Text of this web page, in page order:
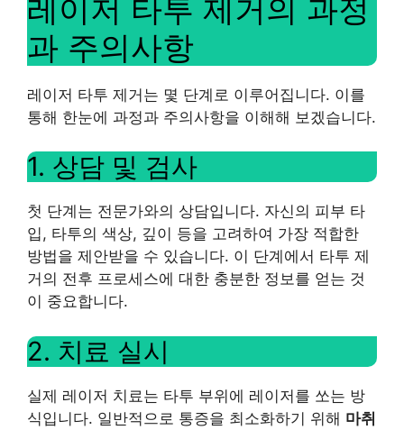
레이저 타투 제거의 과정
과 주의사항
레이저 타투 제거는 몇 단계로 이루어집니다. 이를
통해 한눈에 과정과 주의사항을 이해해 보겠습니다.
1. 상담 및 검사
첫 단계는 전문가와의 상담입니다. 자신의 피부 타
입, 타투의 색상, 깊이 등을 고려하여 가장 적합한
방법을 제안받을 수 있습니다. 이 단계에서 타투 제
거의 전후 프로세스에 대한 충분한 정보를 얻는 것
이 중요합니다.
2. 치료 실시
실제 레이저 치료는 타투 부위에 레이저를 쏘는 방
식입니다. 일반적으로 통증을 최소화하기 위해 마취